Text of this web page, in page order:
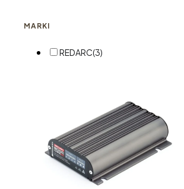
MARKI
REDARC(3)